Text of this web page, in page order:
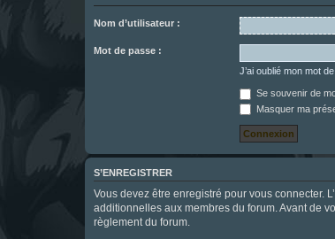
Nom d’utilisateur :
Mot de passe :
J’ai oublié mon mot
Se souvenir de
Masquer ma
S’ENREGISTRER
Vous devez être enregistré pour vous connecter.
additionnelles aux membres du forum. Avant de
règlement du forum.